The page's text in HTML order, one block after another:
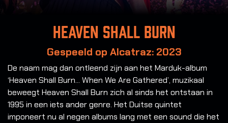
Heaven Shall Burn
Gespeeld op Alcatraz: 2023
De naam mag dan ontleend zijn aan het Marduk-album
‘Heaven Shall Burn... When We Are Gathered’, muzikaal
beweegt Heaven Shall Burn zich al sinds het ontstaan in
1995 in een iets ander genre. Het Duitse quintet
imponeert nu al negen albums lang met een sound die het